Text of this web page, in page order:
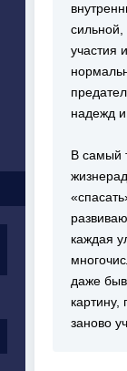
сильной,
участия
надежд
В самый
каждая
даже
заново